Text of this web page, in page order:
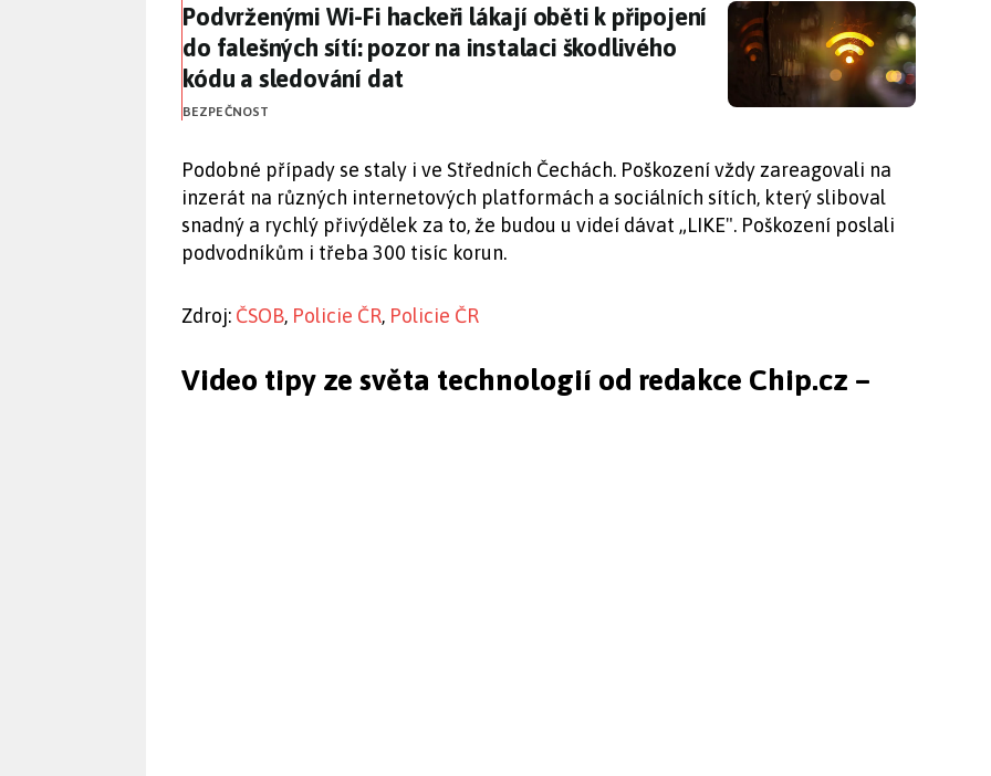
Podvrženými Wi-Fi hackeři lákají oběti k připojení do falešných sítí: pozor
Podvrženými Wi-Fi hackeři lákají oběti k připojení
do falešných sítí: pozor na instalaci škodlivého
kódu a sledování dat
BEZPEČNOST
Podobné případy se staly i ve Středních Čechách. Poškození vždy zareagovali na
inzerát na různých internetových platformách a sociálních sítích, který sliboval
snadný a rychlý přivýdělek za to, že budou u videí dávat „LIKE". Poškození poslali
podvodníkům i třeba 300 tisíc korun.
Zdroj: ČSOB, Policie ČR, Policie ČR
Video tipy ze světa technologií od redakce Chip.cz –